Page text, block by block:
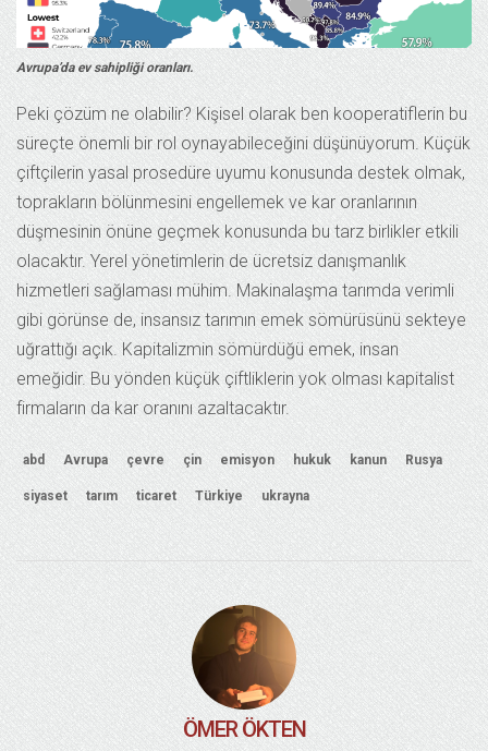
Avrupa’da ev sahipliği oranları.
Peki çözüm ne olabilir? Kişisel olarak ben kooperatiflerin bu
süreçte önemli bir rol oynayabileceğini düşünüyorum. Küçük
çiftçilerin yasal prosedüre uyumu konusunda destek olmak,
toprakların bölünmesini engellemek ve kar oranlarının
düşmesinin önüne geçmek konusunda bu tarz birlikler etkili
olacaktır. Yerel yönetimlerin de ücretsiz danışmanlık
hizmetleri sağlaması mühim. Makinalaşma tarımda verimli
gibi görünse de, insansız tarımın emek sömürüsünü sekteye
uğrattığı açık. Kapitalizmin sömürdüğü emek, insan
emeğidir. Bu yönden küçük çiftliklerin yok olması kapitalist
firmaların da kar oranını azaltacaktır.
abd Avrupa çevre çin emisyon hukuk kanun Rusya
siyaset tarım ticaret Türkiye ukrayna
ÖMER ÖKTEN